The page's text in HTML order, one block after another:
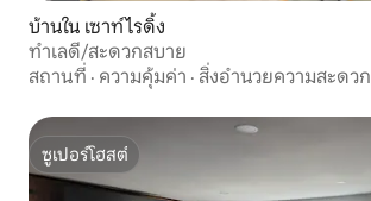
บ้านใน เซาท์ไรดิ้ง
ทำเลดี/สะดวกสบาย
สถานที่ · ความคุ้มค่า · สิ่งอำนวยความสะดวก
ซูเปอร์โฮสต์
ซูเปอร์โฮสต์